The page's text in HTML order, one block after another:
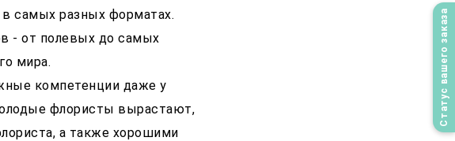
Статус вашего заказа
самых разных форматах.
- от полевых до самых
мира.
компетенции даже у
флористы вырастают,
а также хорошими